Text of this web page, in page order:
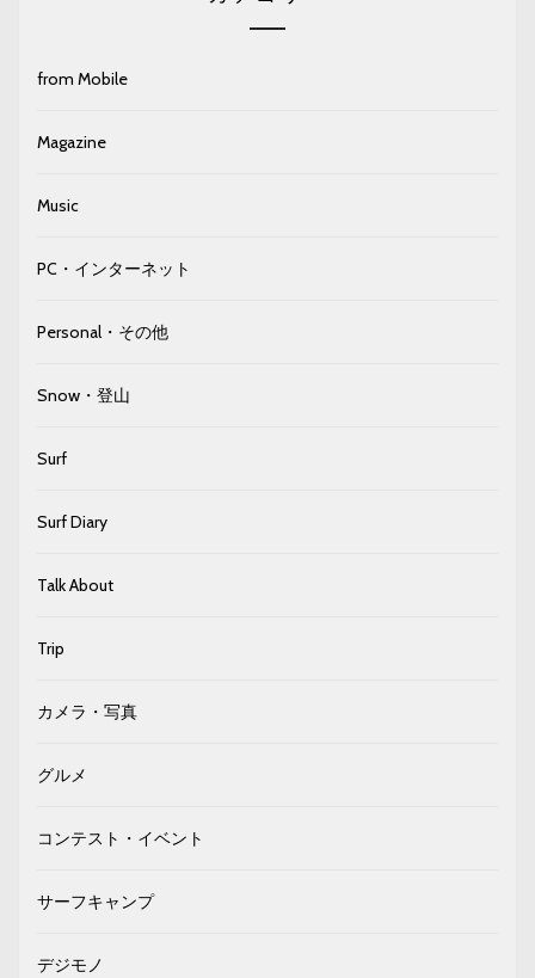
from Mobile
Magazine
Music
PC・インターネット
Personal・その他
Snow・登山
Surf
Surf Diary
Talk About
Trip
カメラ・写真
グルメ
コンテスト・イベント
サーフキャンプ
デジモノ